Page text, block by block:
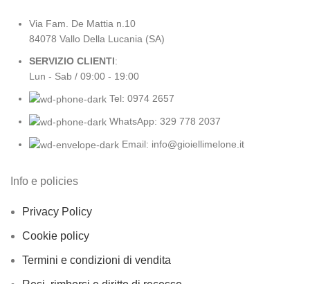
Via Fam. De Mattia n.10
84078 Vallo Della Lucania (SA)
SERVIZIO CLIENTI:
Lun - Sab / 09:00 - 19:00
Tel: 0974 2657
WhatsApp: 329 778 2037
Email: info@gioiellimelone.it
Info e policies
Privacy Policy
Cookie policy
Termini e condizioni di vendita